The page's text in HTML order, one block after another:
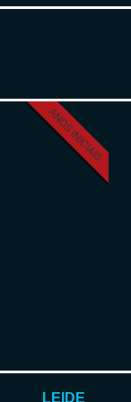
ANOS INICIAIS
LEIDE